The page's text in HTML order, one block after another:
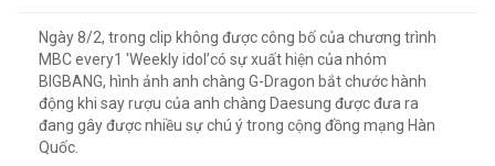
Ngày 8/2, trong clip không được công bố của chương trình
MBC every1 'Weekly idol’có sự xuất hiện của nhóm
BIGBANG, hình ảnh anh chàng G-Dragon bắt chước hành
động khi say rượu của anh chàng Daesung được đưa ra
đang gây được nhiều sự chú ý trong cộng đồng mạng Hàn
Quốc.